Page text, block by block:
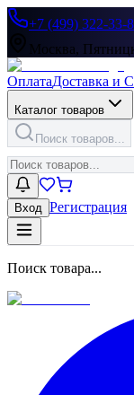
+7 (499) 322-33-
Москва,
ОплатаДоставка и
Каталог товаров
Поиск товаров...
Вход Регистрация
Поиск товара...